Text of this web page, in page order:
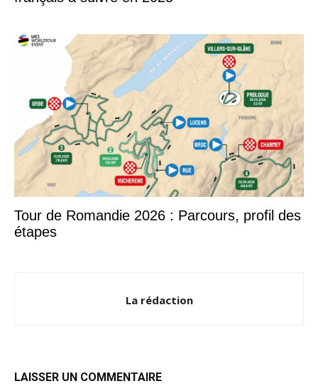
Tour de Romandie 2026 : Parcours, profil des
étapes
La rédaction
LAISSER UN COMMENTAIRE